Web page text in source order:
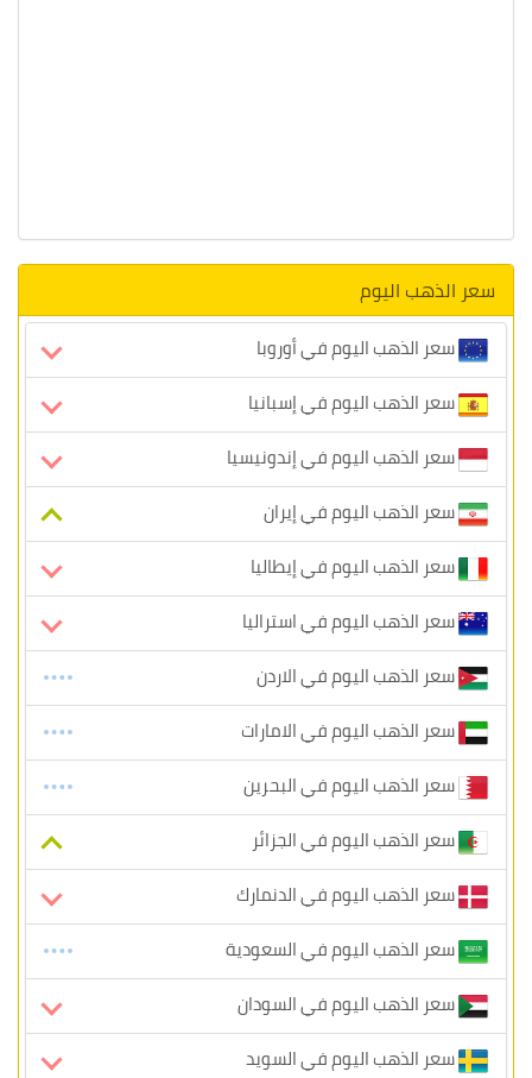
سعر الذهب اليوم
سعر الذهب اليوم في أوروبا
سعر الذهب اليوم في إسبانيا
سعر الذهب اليوم في إندونيسيا
سعر الذهب اليوم في إيران
سعر الذهب اليوم في إيطاليا
سعر الذهب اليوم في استراليا
سعر الذهب اليوم في الاردن
سعر الذهب اليوم في الامارات
سعر الذهب اليوم في البحرين
سعر الذهب اليوم في الجزائر
سعر الذهب اليوم في الدنمارك
سعر الذهب اليوم في السعودية
سعر الذهب اليوم في السودان
سعر الذهب اليوم في السويد